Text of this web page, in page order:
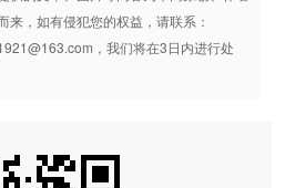
来，如有侵犯您的权益，请联系：
，我们将在3日内进行处